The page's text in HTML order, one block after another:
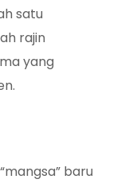
satu
rajin
yang
baru